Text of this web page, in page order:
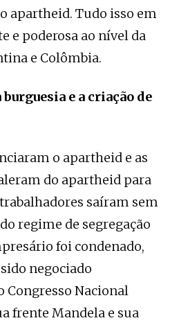
apartheid. Tudo isso em
e poderosa ao nível da
e Colômbia.
e a criação de
o apartheid e as
do apartheid para
saíram sem
regime de segregação
foi condenado,
negociado
Congresso Nacional
frente Mandela e sua